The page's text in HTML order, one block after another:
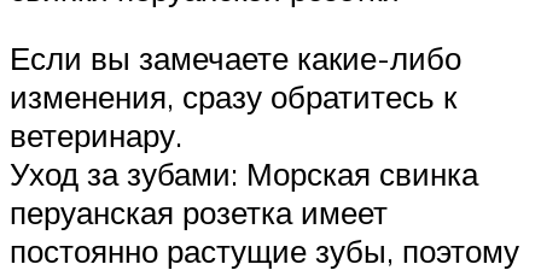
Если вы замечаете какие-либо
изменения, сразу обратитесь к
ветеринару.
Уход за зубами: Морская свинка
перуанская розетка имеет
постоянно растущие зубы, поэтому